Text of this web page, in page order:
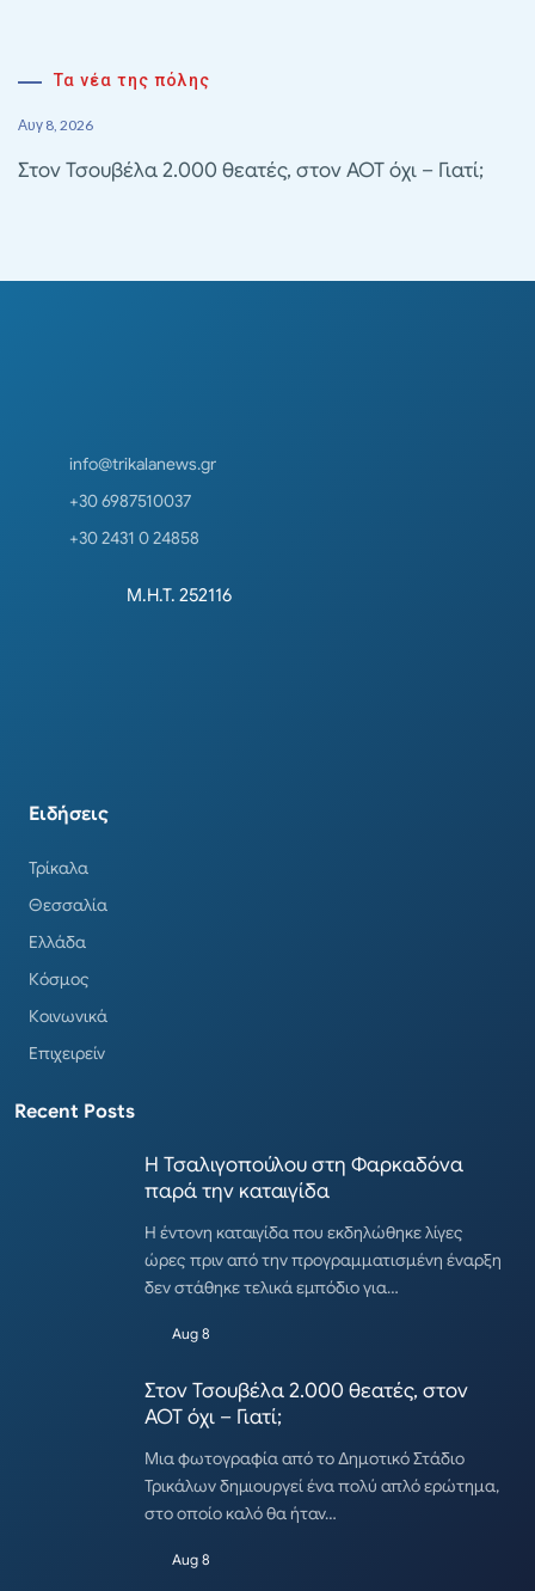
Τα νέα της πόλης
Αυγ 8, 2026
Στον Τσουβέλα 2.000 θεατές, στον ΑΟΤ όχι – Γιατί;
info@trikalanews.gr
+30 6987510037
+30 2431 0 24858
Μ.Η.Τ. 252116
Ειδήσεις
Τρίκαλα
Θεσσαλία
Ελλάδα
Κόσμος
Κοινωνικά
Επιχειρείν
Recent Posts
Η Τσαλιγοπούλου στη Φαρκαδόνα
παρά την καταιγίδα
Η έντονη καταιγίδα που εκδηλώθηκε λίγες
ώρες πριν από την προγραμματισμένη έναρξη
δεν στάθηκε τελικά εμπόδιο για…
Aug 8
Στον Τσουβέλα 2.000 θεατές, στον
ΑΟΤ όχι – Γιατί;
Μια φωτογραφία από το Δημοτικό Στάδιο
Τρικάλων δημιουργεί ένα πολύ απλό ερώτημα,
στο οποίο καλό θα ήταν…
Aug 8